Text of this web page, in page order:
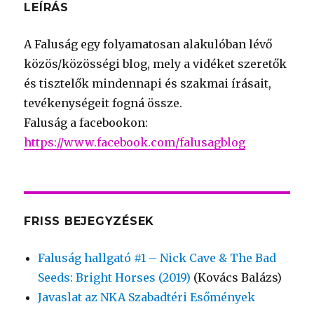
LEÍRÁS
A Faluság egy folyamatosan alakulóban lévő
közös/közösségi blog, mely a vidéket szeretők
és tisztelők mindennapi és szakmai írásait,
tevékenységeit fogná össze.
Faluság a facebookon:
https://www.facebook.com/falusagblog
FRISS BEJEGYZÉSEK
Faluság hallgató #1 – Nick Cave & The Bad
Seeds: Bright Horses (2019) (Kovács Balázs)
Javaslat az NKA Szabadtéri Esőmények